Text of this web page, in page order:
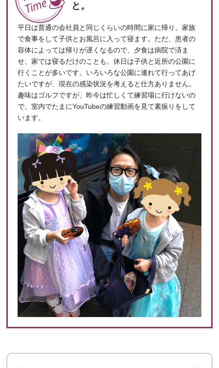
と。
平日は普通の会社員と同じくらいの時間に家に帰り、家族
で食事をして子供とお風呂に入って寝ます。ただ、患者の
容体によっては帰りが遅くなるので、夕食は病院で済ま
せ、家では寝るだけのことも。休日は子供と近所の公園に
行くことが多いです。いろいろな公園に連れて行ってあげ
たいですが、現在の感染状況を考えると仕方ありません。
趣味はゴルフですが、昨今は忙しくて練習場に行けないの
で、室内でたまにYouTubeの練習動画を見て素振りをして
います。